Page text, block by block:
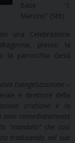
Base “I.
Marcinò” (Stb).
una Celebrazione
presso la
la parrocchia Gesù
Evangelizzazione –
e direttore della
cristiana è la
anni immediatamente
“mandato” che così
traducendo nel suo